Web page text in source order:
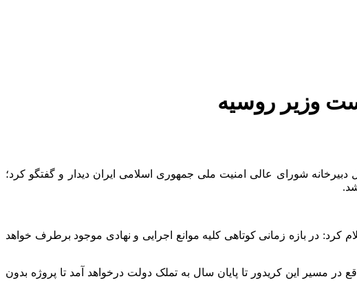
وزیر روسیه
شورای عالی امنیت ملی جمهوری اسلامی ایران دیدار و گفتگو کرد؛
کرد: در بازه زمانی کوتاهی کلیه موانع اجرایی و نهادی موجود برطرف خواهد
مسیر این کریدور تا پایان سال به تملک دولت درخواهد آمد تا پروژه بدون